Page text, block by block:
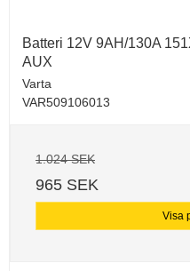
Batteri 12V 9AH/130A
AUX
Varta
VAR509106013
1.024 SEK
965 SEK
Visa